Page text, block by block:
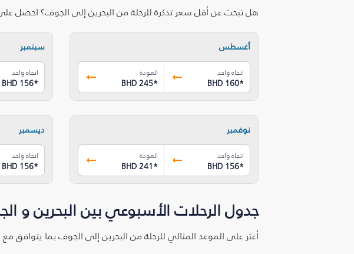
هل تبحث عن أقل سعر تذكرة للرحلة من البحرين إلى الجوف؟ احصل
أغسطس
اتجاه واحد
BHD 160*
العودة
BHD 245*
سبتمبر
اتجاه واحد
BHD 156*
نوفمبر
اتجاه واحد
BHD 156*
العودة
BHD 241*
ديسمبر
اتجاه واحد
BHD 156*
جدول الرحلات الأسبوعي بين البحرين و
أعثر على الموعد المثالي للرحلة من البحرين إلى الجوف بما يتوافق مع